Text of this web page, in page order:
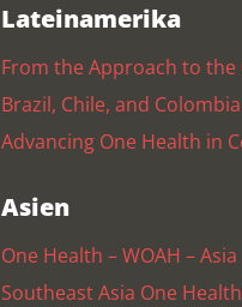
Lateinamerika
From the Approach to the
Brazil, Chile, and
Advancing One Health in
Asien
One Health – WOAH – Asia
Southeast Asia One